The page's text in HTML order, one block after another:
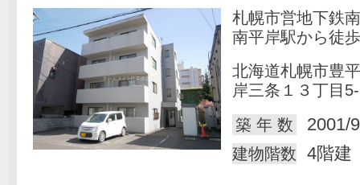
札幌市営地下鉄
南平岸駅から徒
北海道札幌市豊
岸三条１３丁目
築 年 数
2001/
建物階数 4階建